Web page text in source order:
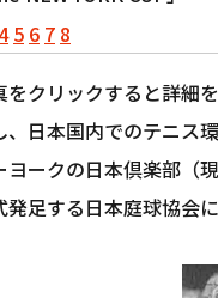
4 5 6 7 8
クリックすると詳細
、日本国内でのテニス
ヨークの日本倶楽部（
発足する日本庭球協会